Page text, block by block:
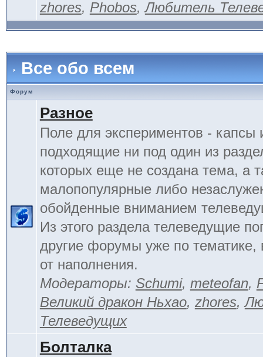
zhores, Phobos,Любитель
Все обо всем
Форум
Разное
Поле для экспериментов - капсы
подходящие ни под один из
которых еще не создана тема, а
малопопулярные либо
обойденные вниманием
Из этого раздела телеведущие
другие форумы уже по тематике,
от наполнения.
Модераторы: Schumi, meteofan,
Великий дракон Ньхао, zhores,
Телеведущих
Болталка